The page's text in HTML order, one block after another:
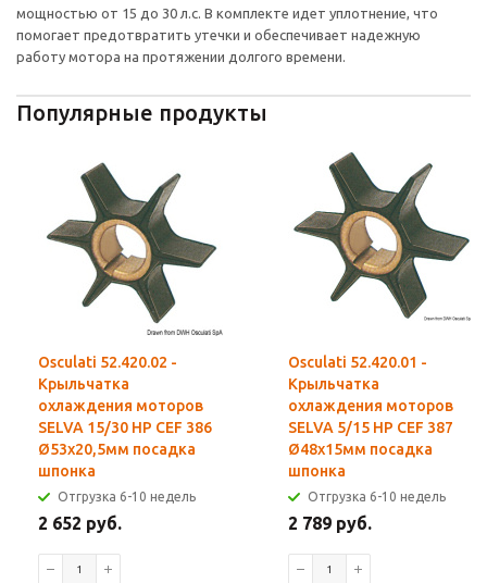
мощностью от 15 до 30 л.с. В комплекте идет уплотнение, что
помогает предотвратить утечки и обеспечивает надежную
работу мотора на протяжении долгого времени.
Популярные продукты
Osculati 52.420.02 -
Крыльчатка
охлаждения моторов
SELVA 15/30 HP CEF 386
Ø53x20,5мм посадка
шпонка
Отгрузка 6-10 недель
2 652 руб.
Osculati 52.420.01 -
Крыльчатка
охлаждения моторов
SELVA 5/15 HP CEF 387
Ø48x15мм посадка
шпонка
Отгрузка 6-10 недель
2 789 руб.